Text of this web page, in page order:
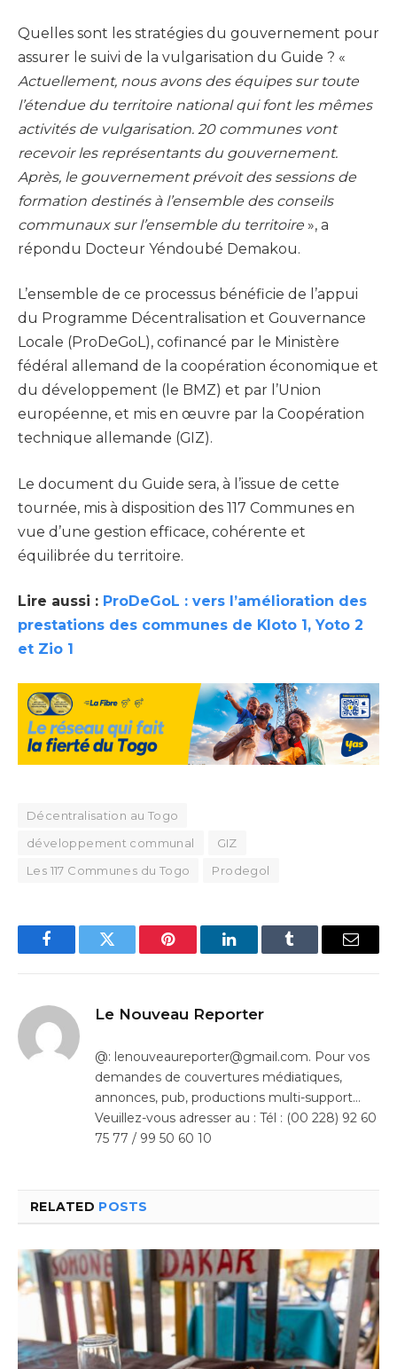
Quelles sont les stratégies du gouvernement pour
assurer le suivi de la vulgarisation du Guide ? «
Actuellement, nous avons des équipes sur toute
l’étendue du territoire national qui font les mêmes
activités de vulgarisation. 20 communes vont
recevoir les représentants du gouvernement.
Après, le gouvernement prévoit des sessions de
formation destinés à l’ensemble des conseils
communaux sur l’ensemble du territoire », a
répondu Docteur Yéndoubé Demakou.
L’ensemble de ce processus bénéficie de l’appui
du Programme Décentralisation et Gouvernance
Locale (ProDeGoL), cofinancé par le Ministère
fédéral allemand de la coopération économique et
du développement (le BMZ) et par l’Union
européenne, et mis en œuvre par la Coopération
technique allemande (GIZ).
Le document du Guide sera, à l’issue de cette
tournée, mis à disposition des 117 Communes en
vue d’une gestion efficace, cohérente et
équilibrée du territoire.
Lire aussi : ProDeGoL : vers l’amélioration des
prestations des communes de Kloto 1, Yoto 2
et Zio 1
Décentralisation au Togo
développement communal
GIZ
Les 117 Communes du Togo
Prodegol
FacebookTwitter Pinterest LinkedInTumblr Email
Le Nouveau Reporter
@: lenouveaureporter@gmail.com. Pour vos
demandes de couvertures médiatiques,
annonces, pub, productions multi-support…
Veuillez-vous adresser au : Tél : (00 228) 92 60
75 77 / 99 50 60 10
RELATED POSTS